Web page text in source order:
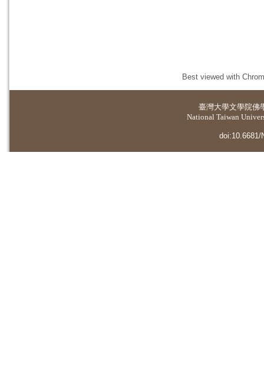
Best viewed with
臺灣大學文學院佛
National Taiwan
doi:10.6681/